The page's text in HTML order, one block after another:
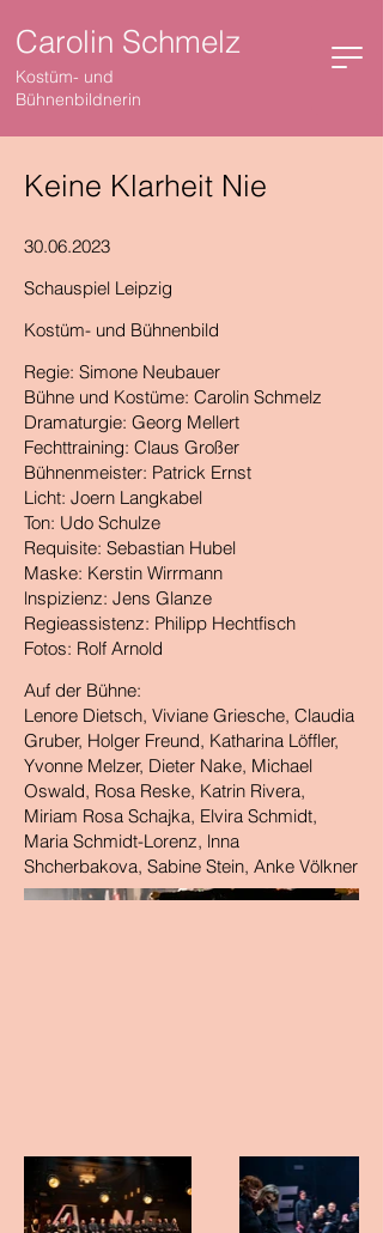
Carolin Schmelz
Kostüm- und
Bühnenbildnerin
Keine Klarheit Nie
30.06.2023
Schauspiel Leipzig
Kostüm- und Bühnenbild
Regie: Simone Neubauer
Bühne und Kostüme: Carolin Schmelz
Dramaturgie: Georg Mellert
Fechttraining: Claus Großer
Bühnenmeister: Patrick Ernst
Licht: Joern Langkabel
Ton: Udo Schulze
Requisite: Sebastian Hubel
Maske: Kerstin Wirrmann
lnspizienz: Jens Glanze
Regieassistenz: Philipp Hechtfisch
Fotos: Rolf Arnold
Auf der Bühne:
Lenore Dietsch, Viviane Griesche, Claudia
Gruber, Holger Freund, Katharina Löffler,
Yvonne Melzer, Dieter Nake, Michael
Oswald, Rosa Reske, Katrin Rivera,
Miriam Rosa Schajka, Elvira Schmidt,
Maria Schmidt-Lorenz, lnna
Shcherbakova, Sabine Stein, Anke Völkner